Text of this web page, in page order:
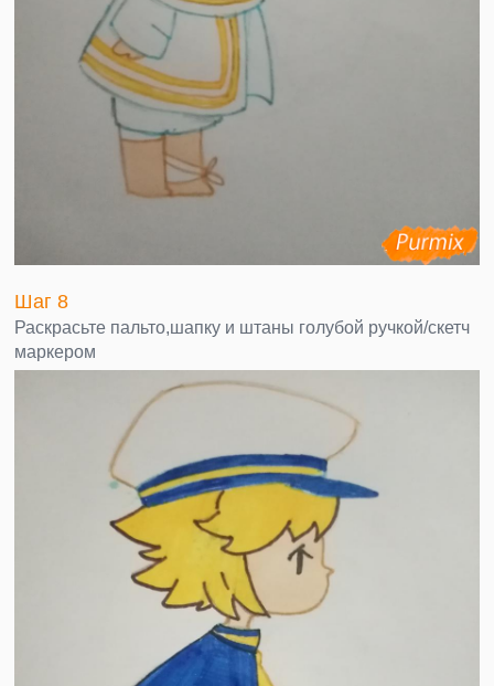
Шаг 8
Раскрасьте пальто,шапку и штаны голубой ручкой/скетч
маркером